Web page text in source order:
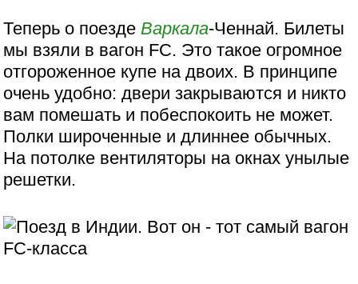
Теперь о поезде Варкала-Ченнай. Билеты
мы взяли в вагон FС. Это такое огромное
отгороженное купе на двоих. В принципе
очень удобно: двери закрываются и никто
вам помешать и побеспокоить не может.
Полки широченные и длиннее обычных.
На потолке вентиляторы на окнах унылые
решетки.